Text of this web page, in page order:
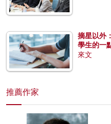
摘星以外
學生的一
來文
推薦作家